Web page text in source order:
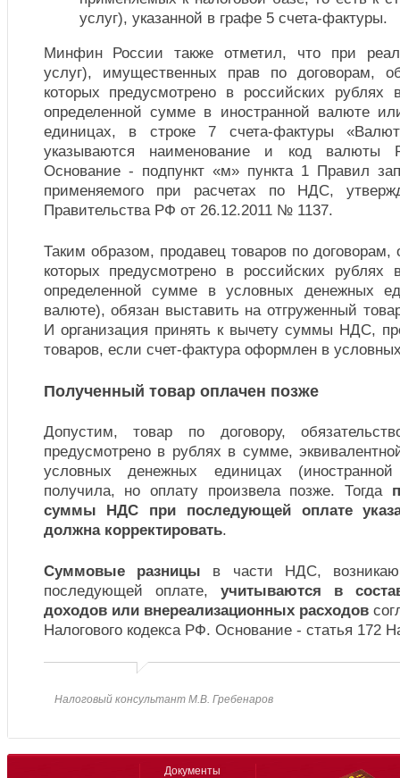
услуг), указанной в графе 5 счета-фактуры.
Минфин России также отметил, что при
услуг), имущественных прав по договорам,
которых предусмотрено в российских рублях
определенной сумме в иностранной валюте
единицах, в строке 7 счета-фактуры
указываются наименование и код валюты
Основание - подпункт «м» пункта 1 Правил
применяемого при расчетах по НДС,
Правительства РФ от 26.12.2011 № 1137.
Таким образом, продавец товаров по договорам,
которых предусмотрено в российских рублях
определенной сумме в условных денежных
валюте), обязан выставить на отгруженный
И организация принять к вычету суммы НДС,
товаров, если счет-фактура оформлен в
Полученный товар оплачен позже
Допустим, товар по договору,
предусмотрено в рублях в сумме,
условных денежных единицах
получила, но оплату произвела позже. Тогда
суммы НДС при последующей оплате
должна корректировать.
Суммовые разницы в части НДС,
последующей оплате, учитываются в
доходов или внереализационных расходов
Налогового кодекса РФ. Основание - статья 172
Налоговый консультант М.В. Гребенаров
Документы